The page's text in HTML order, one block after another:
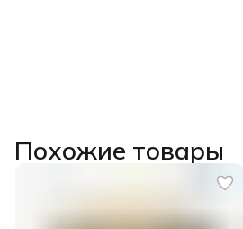
Похожие товары